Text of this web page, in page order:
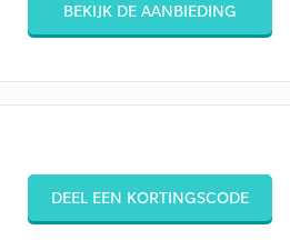
BEKIJK DE AANBIEDING
DEEL EEN KORTINGSCODE